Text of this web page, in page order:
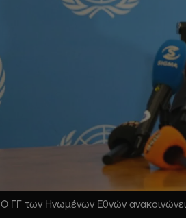
Ο ΓΓ των Ηνωμένων Εθνών